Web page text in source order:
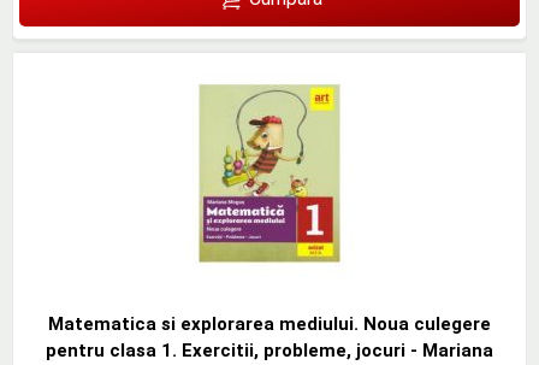
Matematica si explorarea mediului. Noua culegere
pentru clasa 1. Exercitii, probleme, jocuri - Mariana